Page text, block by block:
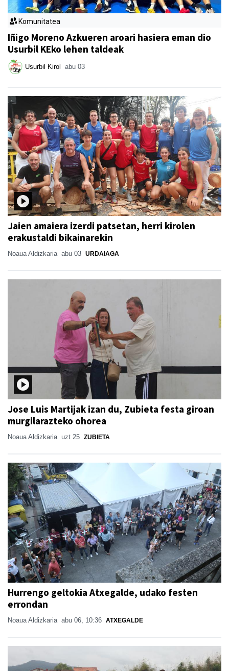
Komunitatea
Iñigo Moreno Azkueren aroari hasiera eman dio
Usurbil KEko lehen taldeak
Usurbil Kirol abu 03
Jaien amaiera izerdi patsetan, herri kirolen
erakustaldi bikainarekin
Noaua Aldizkaria abu 03 URDAIAGA
Jose Luis Martijak izan du, Zubieta festa giroan
murgilarazteko ohorea
Noaua Aldizkaria uzt 25 ZUBIETA
Hurrengo geltokia Atxegalde, udako festen
errondan
Noaua Aldizkaria abu 06, 10:36 ATXEGALDE